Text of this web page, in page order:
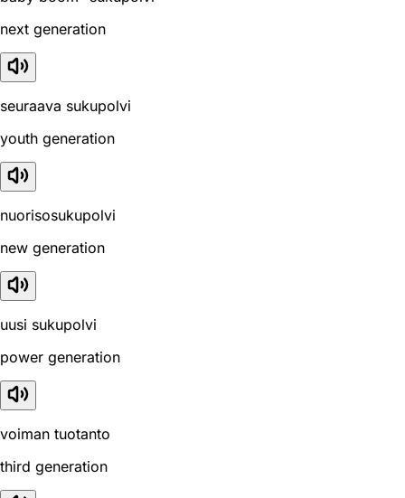
next generation
seuraava sukupolvi
youth generation
nuorisosukupolvi
new generation
uusi sukupolvi
power generation
voiman tuotanto
third generation